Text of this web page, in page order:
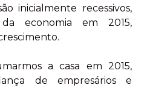
inicialmente recessivos,
economia em 2015,
a casa em 2015,
de empresários e